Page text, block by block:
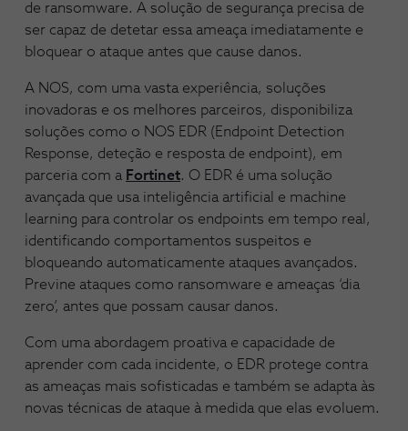
de ransomware. A solução de segurança precisa de
ser capaz de detetar essa ameaça imediatamente e
bloquear o ataque antes que cause danos.
A NOS, com uma vasta experiência, soluções
inovadoras e os melhores parceiros, disponibiliza
soluções como o NOS EDR (Endpoint Detection
Response, deteção e resposta de endpoint), em
parceria com a Fortinet. O EDR é uma solução
avançada que usa inteligência artificial e machine
learning para controlar os endpoints em tempo real,
identificando comportamentos suspeitos e
bloqueando automaticamente ataques avançados.
Previne ataques como ransomware e ameaças ‘dia
zero’, antes que possam causar danos.
Com uma abordagem proativa e capacidade de
aprender com cada incidente, o EDR protege contra
as ameaças mais sofisticadas e também se adapta às
novas técnicas de ataque à medida que elas evoluem.